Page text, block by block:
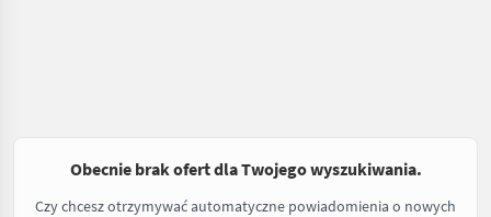
Obecnie brak ofert dla Twojego wyszukiwania.
Czy chcesz otrzymywać automatyczne powiadomienia o nowych